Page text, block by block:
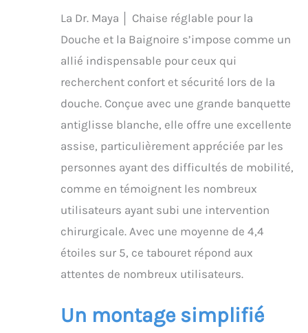
comprend une poignée
de douche à ventouse
gratuite ; aucun outil
n'est nécessaire,
Hauteur entièrement
réglable : avec une
hauteur plus large de
30,5 cm à 49,5 cm que
siège de la chaise de
douche DR Maya est
que la plupart de 27 x 44
cm ; une autre
caractéristique
particulière est les
dimensions de la base
petites que les autres,
La Dr. Maya │ Chaise réglable pour la
Douche et la Baignoire s’impose comme un
allié indispensable pour ceux qui
recherchent confort et sécurité lors de la
douche. Conçue avec une grande banquette
antiglisse blanche, elle offre une excellente
assise, particulièrement appréciée par les
personnes ayant des difficultés de mobilité,
comme en témoignent les nombreux
utilisateurs ayant subi une intervention
chirurgicale. Avec une moyenne de 4,4
étoiles sur 5, ce tabouret répond aux
attentes de nombreux utilisateurs.
Un montage simplifié